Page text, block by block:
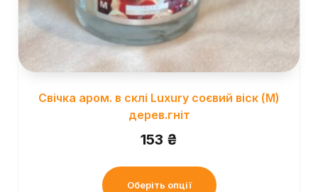
Свічка аром. в склі Luxury соєвий віск (М)
дерев.гніт
153 ₴
Оберіть опції